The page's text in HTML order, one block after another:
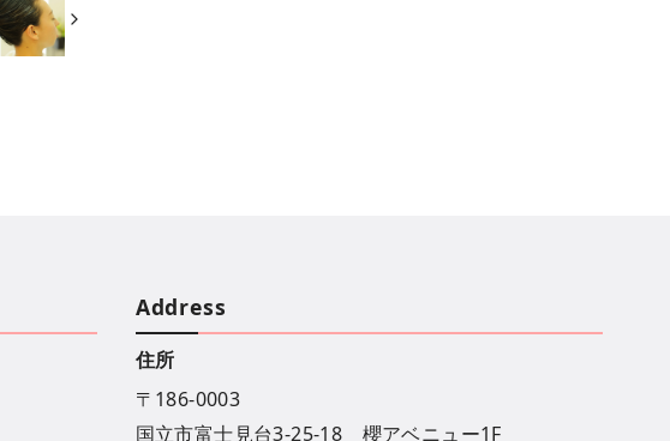
Address
住所
〒186-0003
国立市富士見台3-25-18 櫻アベニュー1F